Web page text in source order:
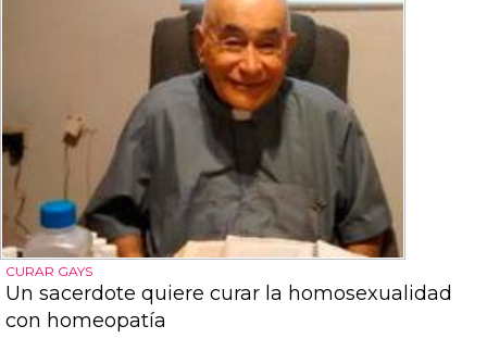
CURAR GAYS
Un sacerdote quiere curar la homosexualidad
con homeopatía